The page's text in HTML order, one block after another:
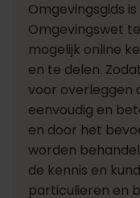
Omgevingsgids
Omgevingswet
mogelijk online
en te delen.
voor overleggen
eenvoudig en
en door het
worden
de kennis en
particulieren en